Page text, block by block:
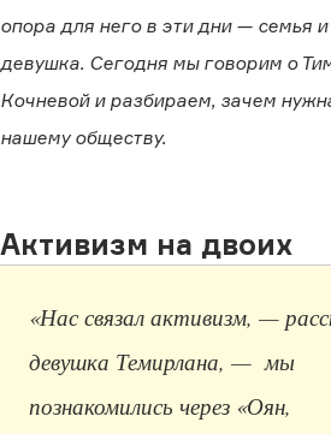
опора для него в эти дни — семья
девушка. Сегодня мы говорим о
Кочневой и разбираем, зачем
нашему обществу.
Активизм на двоих
«Нас связал активизм, —
девушка Темирлана, — мы
познакомились через «Оян,